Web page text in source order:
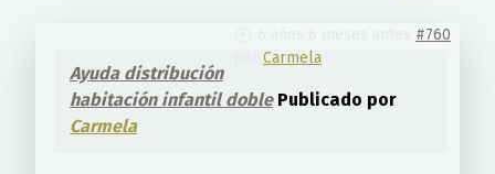
#760
Carmela
Ayuda distribución
habitación infantil doblePublicado por
Carmela